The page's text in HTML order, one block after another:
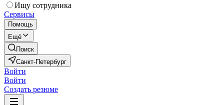
Ищу сотрудника
Сервисы
Помощь
Ещё
Поиск
Санкт-Петербург
Войти
Войти
Создать резюме